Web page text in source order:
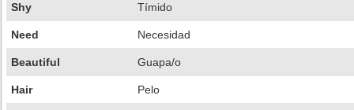
Shy Tímido
Need Necesidad
Beautiful Guapa/o
Hair Pelo